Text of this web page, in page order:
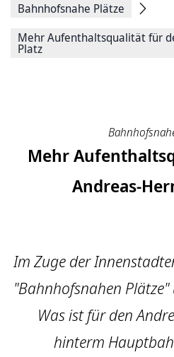
Bahnhofsnahe Plätze
Mehr Aufenthaltsqualität für
Platz
Mehr
Andreas-
Im Zuge der
"Bahnhofsnahen
Was ist für den
hinterm